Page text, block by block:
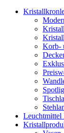
Korb-
Leuchtmittel